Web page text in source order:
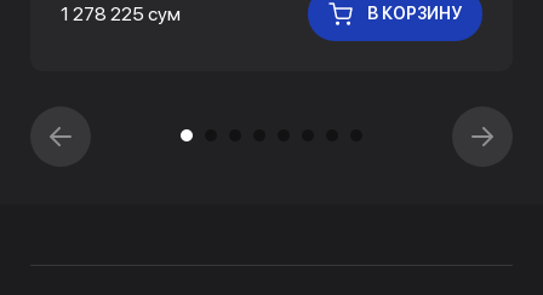
1 278 225 сум В КОРЗИНУ